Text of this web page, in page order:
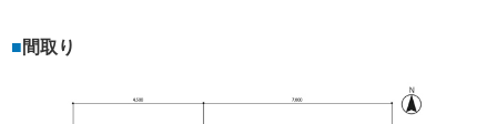
間取り